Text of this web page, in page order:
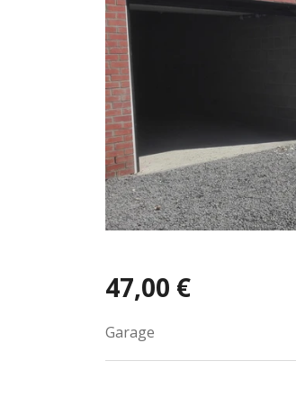
47,00 €
Garage